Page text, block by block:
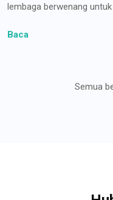
lembaga berwenang
Baca
Semua